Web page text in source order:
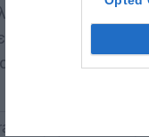
με
ότι αυτή η
πιστοί στη